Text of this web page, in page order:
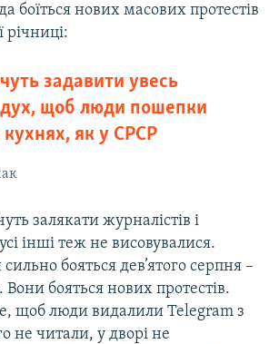
боїться нових масових протестів
річниці:
задавити увесь
щоб люди пошепки
як у СРСР
залякати журналістів і
інші теж не висовувалися.
бояться дев’ятого серпня –
Вони бояться нових протестів.
щоб люди видалили Telegram з
не читали, у дворі не